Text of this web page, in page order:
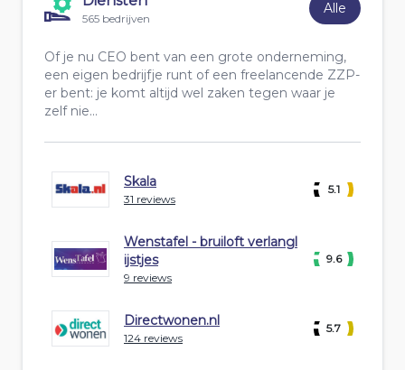
565 bedrijven
Alle
Of je nu CEO bent van een grote onderneming,
een eigen bedrijfje runt of een freelancende ZZP-
er bent: je komt altijd wel zaken tegen waar je
zelf nie...
Skala
31 reviews
5.1
Wenstafel - bruiloft verlangl
ijstjes
9 reviews
9.6
Directwonen.nl
124 reviews
5.7